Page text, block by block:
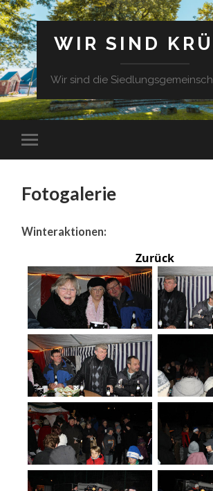
WIR SIND
Wir sind die
Fotogalerie
Winteraktionen:
Zurück